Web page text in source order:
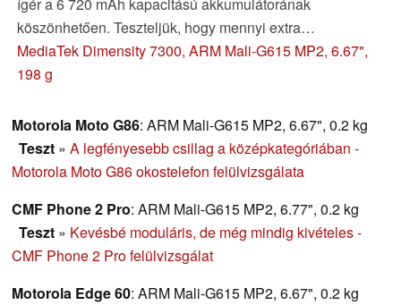
ígér a 6 720 mAh kapacitású akkumulátorának
köszönhetően. Teszteljük, hogy mennyi extra
állóképességet nyújt, és hogy van-e kompromisszum.
MediaTek Dimensity 7300, ARM Mali-G615 MP2, 6.67",
198 g
Motorola Moto G86: ARM Mali-G615 MP2, 6.67", 0.2 kg
Teszt » A legfényesebb csillag a középkategóriában -
Motorola Moto G86 okostelefon felülvizsgálata
CMF Phone 2 Pro: ARM Mali-G615 MP2, 6.77", 0.2 kg
Teszt » Kevésbé moduláris, de még mindig kivételes -
CMF Phone 2 Pro felülvizsgálat
Motorola Edge 60: ARM Mali-G615 MP2, 6.67", 0.2 kg